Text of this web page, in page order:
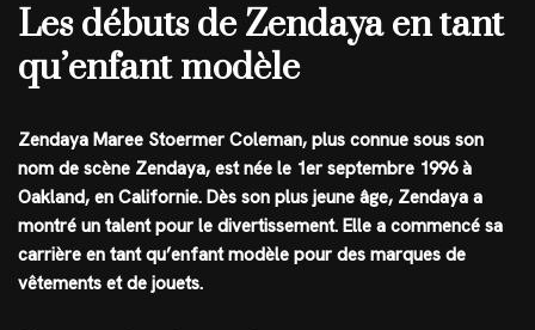
Les débuts de Zendaya en tant
qu’enfant modèle
Zendaya Maree Stoermer Coleman, plus connue sous son
nom de scène Zendaya, est née le 1er septembre 1996 à
Oakland, en Californie. Dès son plus jeune âge, Zendaya a
montré un talent pour le divertissement. Elle a commencé sa
carrière en tant qu’enfant modèle pour des marques de
vêtements et de jouets.